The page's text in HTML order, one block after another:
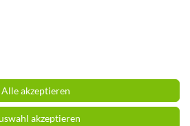
Alle akzeptieren
akzeptieren